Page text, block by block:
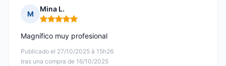
M
Mina L.
Nota: 5 de 5
Publicado el 27/10/2025 à 15h26
tras una compra de 16/10/2025
Magnífico muy profesional